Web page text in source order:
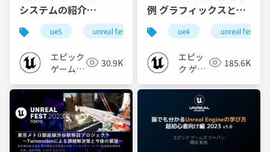
システムの紹介
【UNREAL FEST 2023
TOKYO】
ue5 unreal fest ue-automotive ue-
エピック
ゲームズ
30.9K
例 グラフィックスと最
適化紹介【UNREAL
FEST 2023 TOKYO】
ue4 unreal fest
エピッ
ク ゲー
ャパン
185.6K